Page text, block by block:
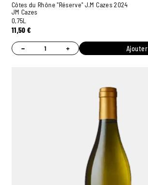
Côtes du Rhône "Réserve" J.M Cazes 2024
JM Cazes
0,75L
11,50€
− + Ajouter